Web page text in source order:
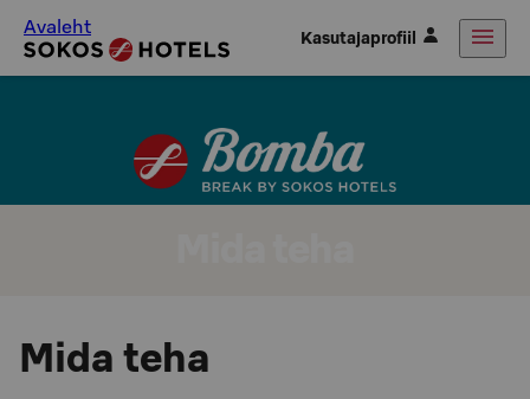
Avaleht Kasutajaprofiil
Mida teha